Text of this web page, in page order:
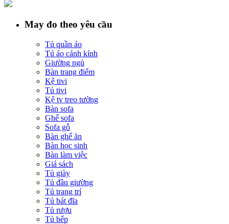
May đo theo yêu cầu
Tủ quần áo
Tú áo cánh kính
Giường ngủ
Bàn trang điểm
Kệ tivi
Tủ tivi
Kệ tv treo tường
Bàn sofa
Ghế sofa
Sofa gỗ
Bàn ghế ăn
Bàn học sinh
Bàn làm việc
Giá sách
Tủ giày
Tủ đầu giường
Tủ trang trí
Tủ bát đĩa
Tủ rượu
Tủ bếp